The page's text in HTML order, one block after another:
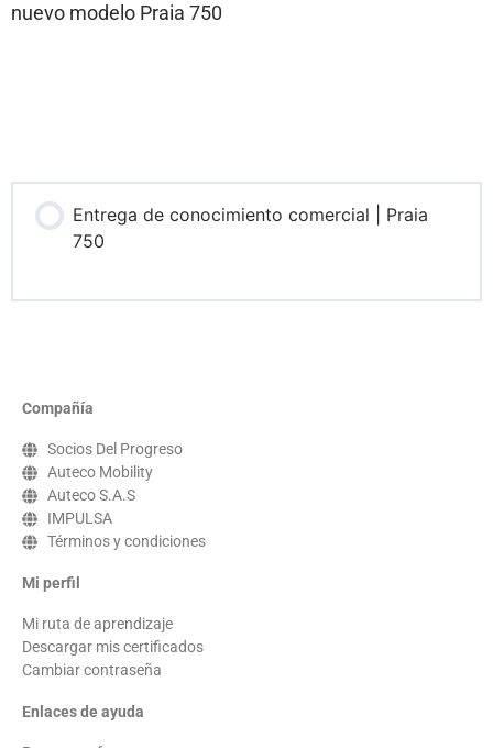
nuevo modelo Praia 750
Entrega de conocimiento comercial | Praia
750
Compañía
Socios Del Progreso
Auteco Mobility
Auteco S.A.S
IMPULSA
Términos y condiciones
Mi perfil
Mi ruta de aprendizaje
Descargar mis certificados
Cambiar contraseña
Enlaces de ayuda